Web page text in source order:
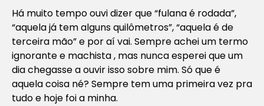
Há muito tempo ouvi dizer que “fulana é rodada”,
“aquela já tem alguns quilômetros”, “aquela é de
terceira mão” e por aí vai. Sempre achei um termo
ignorante e machista , mas nunca esperei que um
dia chegasse a ouvir isso sobre mim. Só que é
aquela coisa né? Sempre tem uma primeira vez pra
tudo e hoje foi a minha.